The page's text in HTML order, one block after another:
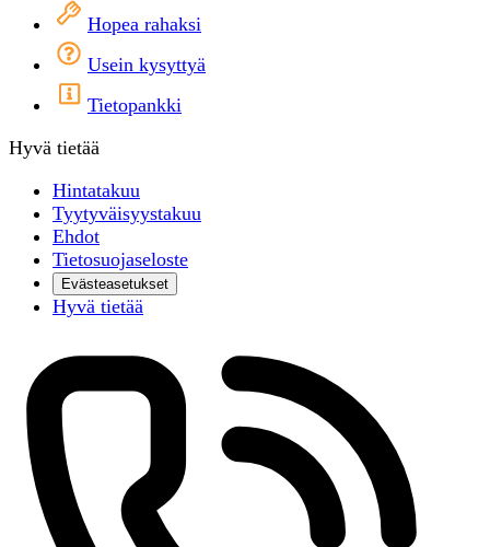
Hopea rahaksi
Usein kysyttyä
Tietopankki
Hyvä tietää
Hintatakuu
Tyytyväisyystakuu
Ehdot
Tietosuojaseloste
Evästeasetukset
Hyvä tietää